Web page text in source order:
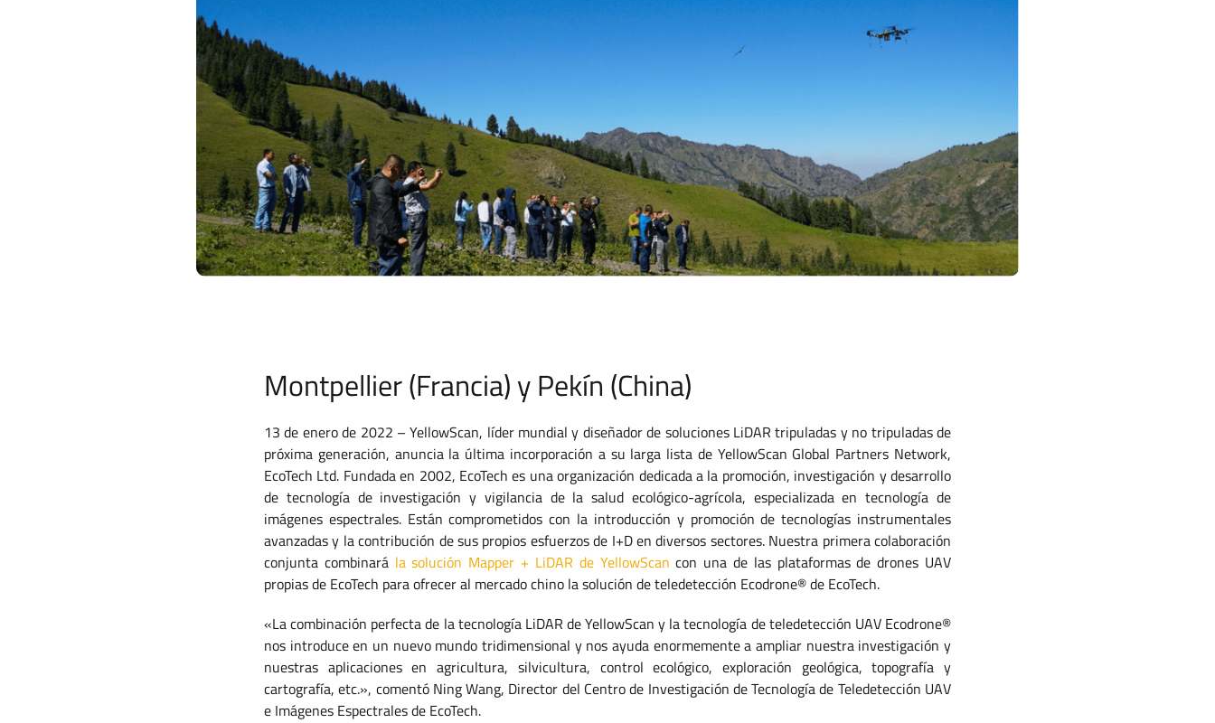
Montpellier (Francia) y Pekín (China)
13 de enero de 2022 – YellowScan, líder mundial y diseñador de soluciones LiDAR tripuladas y no tripuladas de
próxima generación, anuncia la última incorporación a su larga lista de YellowScan Global Partners Network,
EcoTech Ltd. Fundada en 2002, EcoTech es una organización dedicada a la promoción, investigación y desarrollo
de tecnología de investigación y vigilancia de la salud ecológico-agrícola, especializada en tecnología de
imágenes espectrales. Están comprometidos con la introducción y promoción de tecnologías instrumentales
avanzadas y la contribución de sus propios esfuerzos de I+D en diversos sectores. Nuestra primera colaboración
conjunta combinará la solución Mapper + LiDAR de YellowScan con una de las plataformas de drones UAV
propias de EcoTech para ofrecer al mercado chino la solución de teledetección Ecodrone® de EcoTech.
«La combinación perfecta de la tecnología LiDAR de YellowScan y la tecnología de teledetección UAV Ecodrone®
nos introduce en un nuevo mundo tridimensional y nos ayuda enormemente a ampliar nuestra investigación y
nuestras aplicaciones en agricultura, silvicultura, control ecológico, exploración geológica, topografía y
cartografía, etc.», comentó Ning Wang, Director del Centro de Investigación de Tecnología de Teledetección UAV
e Imágenes Espectrales de EcoTech.